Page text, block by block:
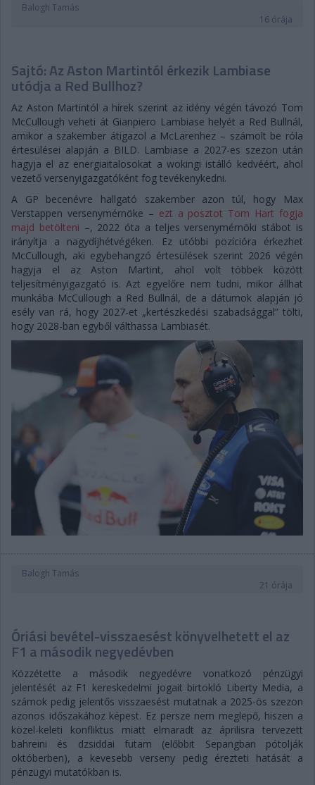
Balogh Tamás
16 órája
Sajtó: Az Aston Martintól érkezik Lambiase
utódja a Red Bullhoz?
Az Aston Martintól a hírek szerint az idény végén távozó Tom
McCullough veheti át Gianpiero Lambiase helyét a Red Bullnál,
amikor a szakember átigazol a McLarenhez – számolt be róla
értesülései alapján a BILD. Lambiase a 2027-es szezon után
hagyja el az energiaitalosokat a wokingi istálló kedvéért, ahol
vezető versenyigazgatóként fog tevékenykedni.
A GP becenévre hallgató szakember azon túl, hogy Max
Verstappen versenymérnöke – ezt a posztot Tom Hart fogja
majd betölteni –, 2022 óta a teljes versenymérnöki stábot is
irányítja a nagydíjhétvégéken. Ez utóbbi pozícióra érkezhet
McCullough, aki egybehangzó értesülések szerint 2026 végén
hagyja el az Aston Martint, ahol volt többek között
teljesítményigazgató is. Azt egyelőre nem tudni, mikor állhat
munkába McCullough a Red Bullnál, de a dátumok alapján jó
esély van rá, hogy 2027-et „kertészkedési szabadsággal” tölti,
hogy 2028-ban egyből válthassa Lambiasét.
Balogh Tamás
21 órája
Óriási bevétel-visszaesést könyvelhetett el az
F1 a második negyedévben
Közzétette a második negyedévre vonatkozó pénzügyi
jelentését az F1 kereskedelmi jogait birtokló Liberty Media, a
számok pedig jelentős visszaesést mutatnak a 2025-ös szezon
azonos időszakához képest. Ez persze nem meglepő, hiszen a
közel-keleti konfliktus miatt elmaradt az áprilisra tervezett
bahreini és dzsiddai futam (előbbit Sepangban pótolják
októberben), a kevesebb verseny pedig érezteti hatását a
pénzügyi mutatókban is.